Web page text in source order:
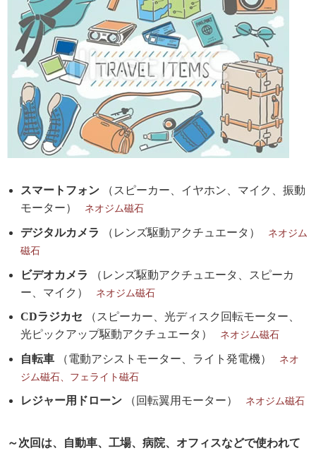
スマートフォン （スピーカー、イヤホン、マイク、振動
モーター）
ネオジム磁石
デジタルカメラ （レンズ駆動アクチュエータ）
ネオジム
磁石
ビデオカメラ
（レンズ駆動アクチュエータ、スピーカ
ー、マイク）
ネオジム磁石
CDラジカセ （スピーカー、光ディスク回転モーター、
光ピックアップ駆動アクチュエータ）
ネオジム磁石
自転車 （電動アシストモーター、ライト発電機）
ネオ
ジム磁石、フェライト磁石
レジャー用ドローン （回転翼用モーター） ネオジム磁石
～次回は、自動車、工場、病院、オフィスなどで使われて